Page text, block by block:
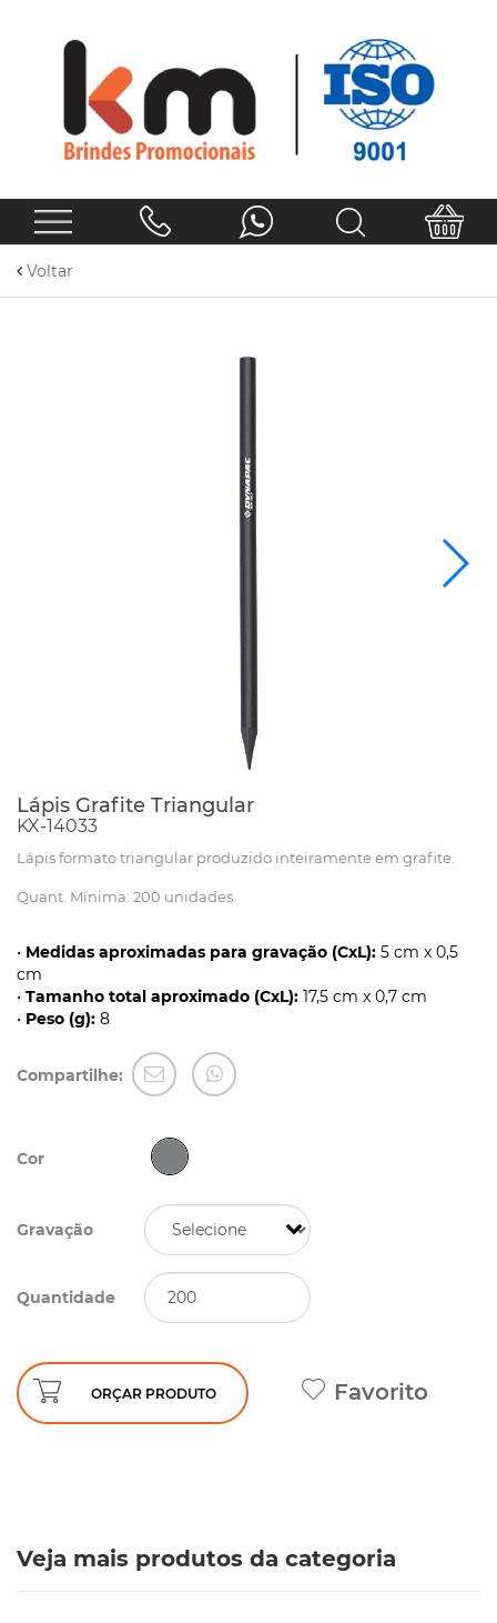
Voltar
Lápis Grafite Triangular
KX-14033
Lápis formato triangular produzido inteiramente em grafite.
Quant. Mínima: 200 unidades
• Medidas aproximadas para gravação (CxL): 5 cm x 0,5
cm
• Tamanho total aproximado (CxL): 17,5 cm x 0,7 cm
• Peso (g): 8
Compartilhe:
Cor
Gravação
Quantidade
ORÇAR PRODUTO Favorito
Veja mais produtos da categoria